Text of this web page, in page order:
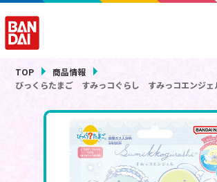
TOP
商品情報
びっくらたまご すみっコぐらし すみっコエンジェ